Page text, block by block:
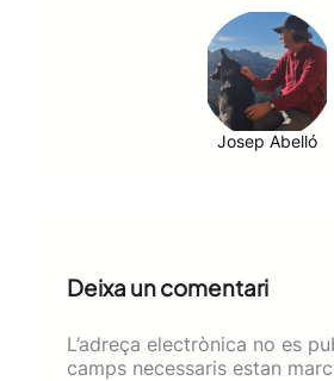
Josep Abelló
Deixa un comentari
L’adreça electrònica no es
camps necessaris estan